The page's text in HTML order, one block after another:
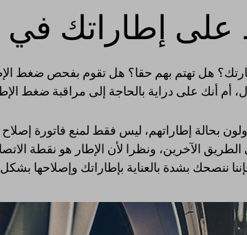
إطاراتك في
هل تهتم بهم حقا؟ هل تقوم بفحص ضغط
أم أنك على دراية بالحاجة إلى مراقبة ضغط
بحالة إطاراتهم، ليس فقط لمنع فاتورة
الآخرين، ونظرا لأن الإطار هو نقطة
ننصحك بشدة بالعناية بإطاراتك وإصلاحها